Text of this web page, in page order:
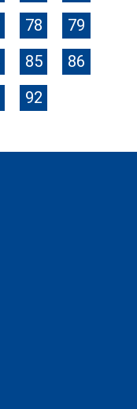
78
79
85
86
92